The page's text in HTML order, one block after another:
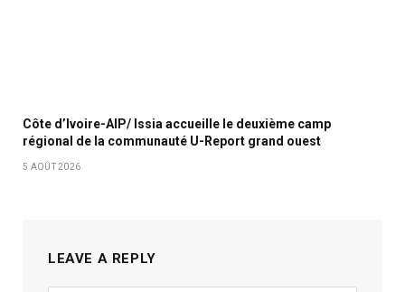
Côte d’Ivoire-AIP/ Issia accueille le deuxième camp
régional de la communauté U-Report grand ouest
5 AOÛT 2026
LEAVE A REPLY